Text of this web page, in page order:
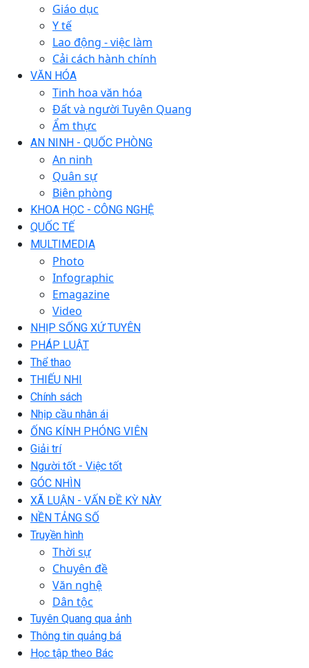
Giáo dục
Y tế
Lao động - việc làm
Cải cách hành chính
VĂN HÓA
Tinh hoa văn hóa
Đất và người Tuyên Quang
Ẩm thực
AN NINH - QUỐC PHÒNG
An ninh
Quân sự
Biên phòng
KHOA HỌC - CÔNG NGHỆ
QUỐC TẾ
MULTIMEDIA
Photo
Infographic
Emagazine
Video
NHỊP SỐNG XỨ TUYÊN
PHÁP LUẬT
Thể thao
THIẾU NHI
Chính sách
Nhịp cầu nhân ái
ỐNG KÍNH PHÓNG VIÊN
Giải trí
Người tốt - Việc tốt
GÓC NHÌN
XÃ LUẬN - VẤN ĐỀ KỲ NÀY
NỀN TẢNG SỐ
Truyền hình
Thời sự
Chuyên đề
Văn nghệ
Dân tộc
Tuyên Quang qua ảnh
Thông tin quảng bá
Học tập theo Bác